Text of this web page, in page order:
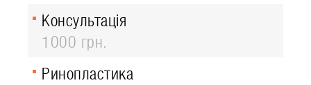
Консультація
1000 грн.
Ринопластика